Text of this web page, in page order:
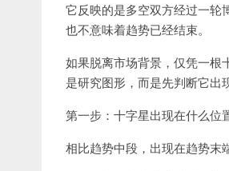
它反映的是多空双方经过一轮
也不意味着趋势已经结束。
如果脱离市场背景，仅凭一根
是研究图形，而是先判断它出
第一步：十字星出现在什么位
相比趋势中段，出现在趋势末